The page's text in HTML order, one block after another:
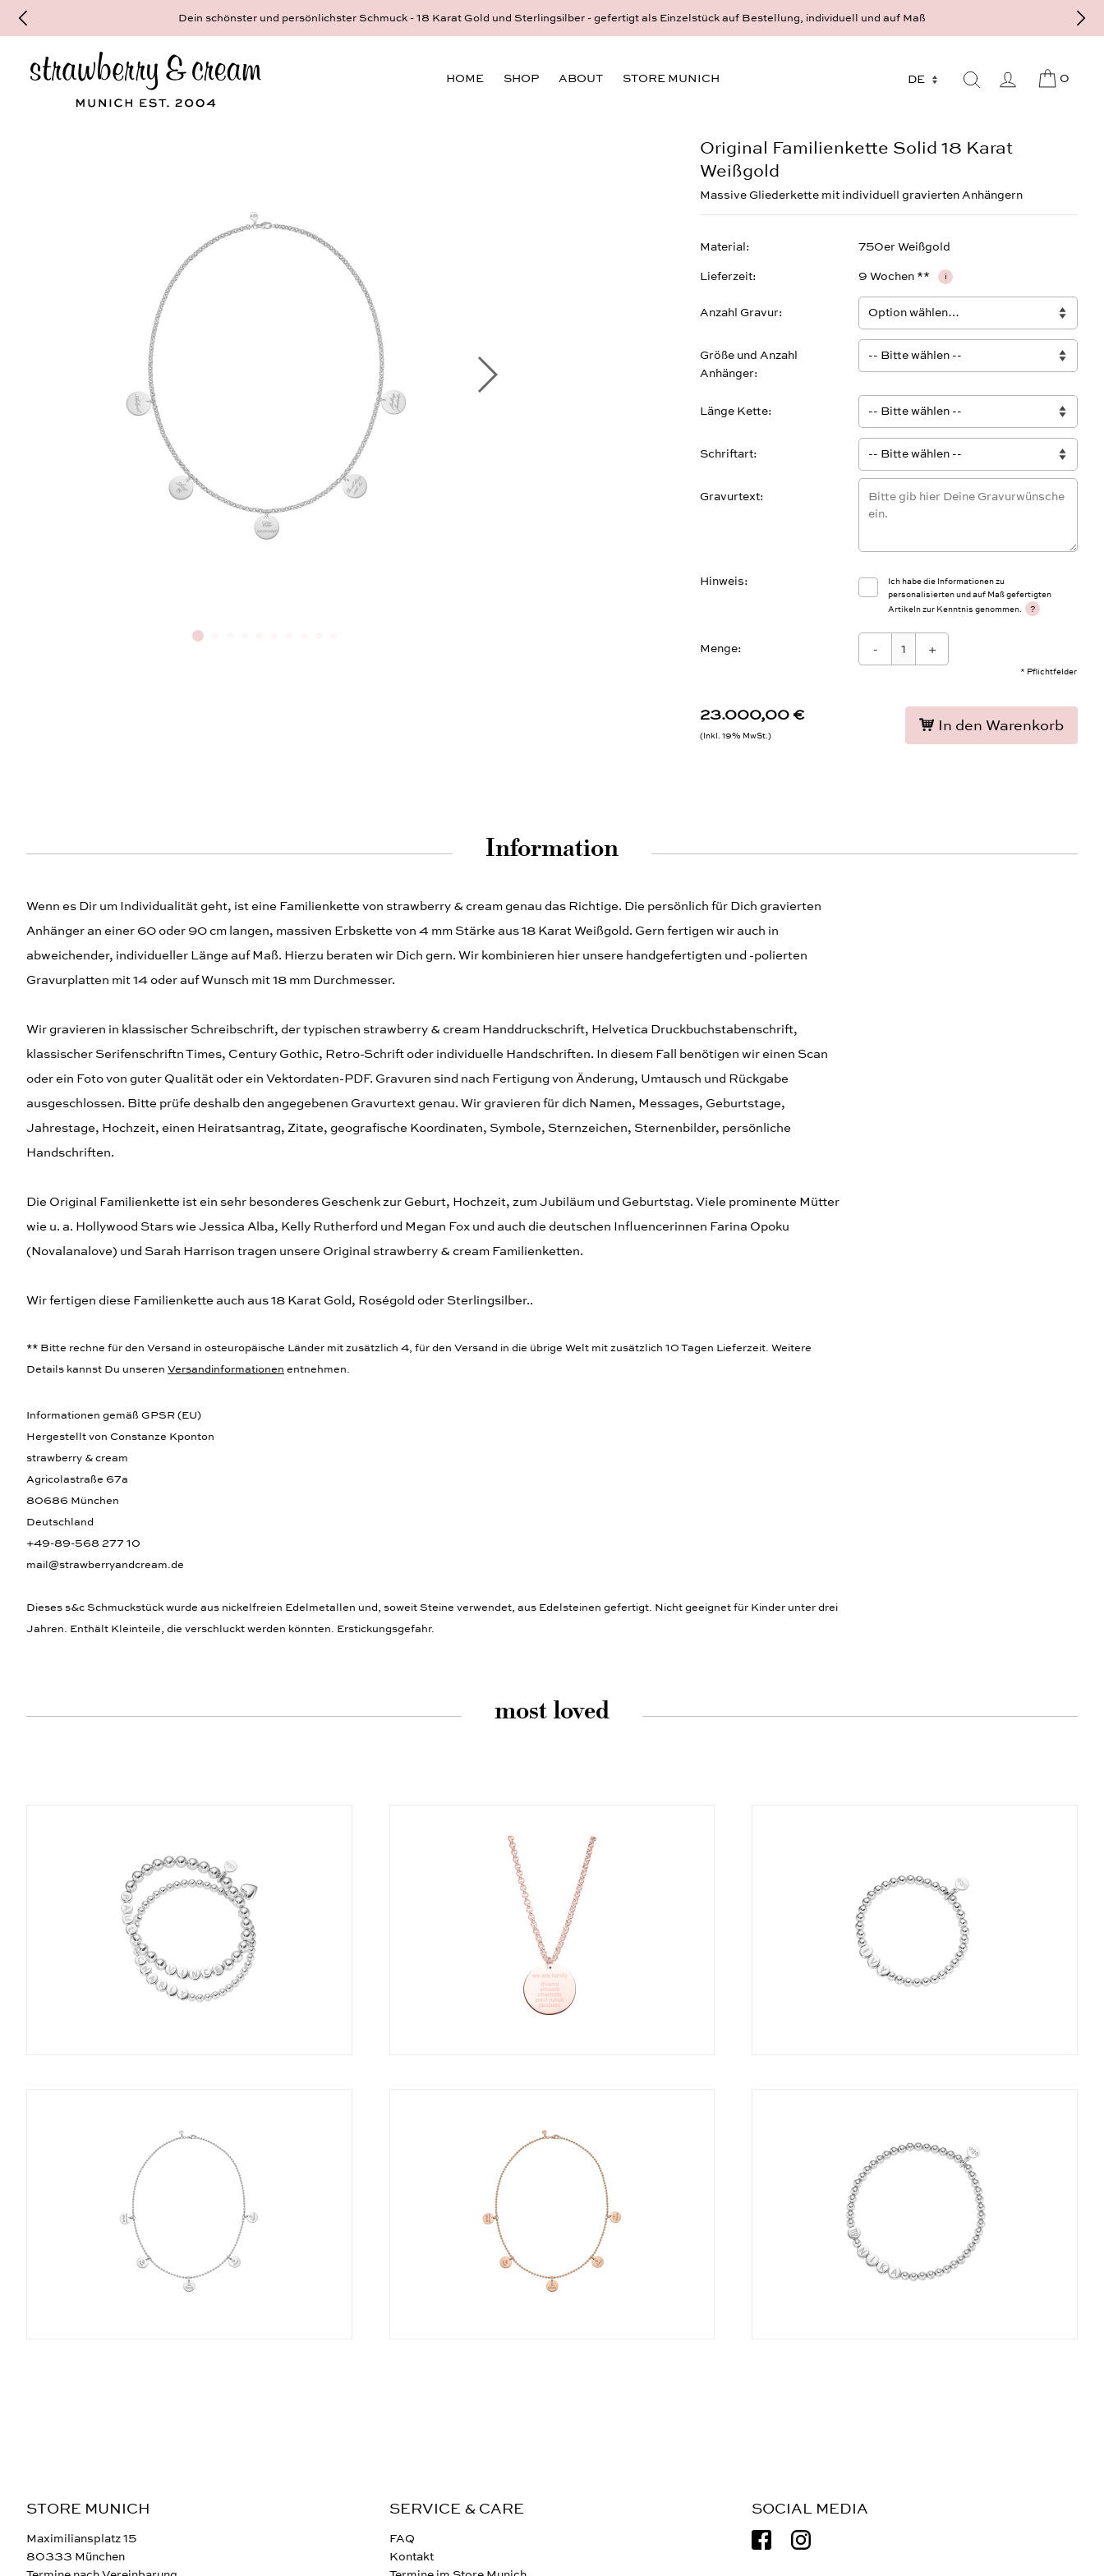
Dein schönster und persönlichster Schmuck - 18 Karat Gold und Sterlingsilber - gefertigt als Einzelstück auf Bestellung, individuell und auf Maß
HOME SHOP ABOUT STORE MUNICH 0
Original Familienkette Solid 18 Karat
Weißgold
Massive Gliederkette mit individuell gravierten Anhängern
23.000,00 €
Inkl. 19% MwSt.
Material 750er Weißgold
Lieferzeit 9 Wochen ** i
Anzahl Gravur
Größe und Anzahl
Anhänger
Länge Kette
Schriftart
Gravurtext
Hinweis
Ich habe die Informationen zu
personalisierten und auf Maß gefertigten
Artikeln zur Kenntnis genommen.
?
* Pflichtfelder
Menge: - +
In den Warenkorb
Information
Wenn es Dir um Individualität geht, ist eine Familienkette von strawberry & cream genau das Richtige. Die persönlich für Dich gravierten
Anhänger an einer 60 oder 90 cm langen, massiven Erbskette von 4 mm Stärke aus 18 Karat Weißgold. Gern fertigen wir auch in
abweichender, individueller Länge auf Maß. Hierzu beraten wir Dich gern. Wir kombinieren hier unsere handgefertigten und -polierten
Gravurplatten mit 14 oder auf Wunsch mit 18 mm Durchmesser.
Wir gravieren in klassischer Schreibschrift, der typischen strawberry & cream Handdruckschrift, Helvetica Druckbuchstabenschrift,
klassischer Serifenschriftn Times, Century Gothic, Retro-Schrift oder individuelle Handschriften. In diesem Fall benötigen wir einen Scan
oder ein Foto von guter Qualität oder ein Vektordaten-PDF. Gravuren sind nach Fertigung von Änderung, Umtausch und Rückgabe
ausgeschlossen. Bitte prüfe deshalb den angegebenen Gravurtext genau. Wir gravieren für dich Namen, Messages, Geburtstage,
Jahrestage, Hochzeit, einen Heiratsantrag, Zitate, geografische Koordinaten, Symbole, Sternzeichen, Sternenbilder, persönliche
Handschriften.
Die Original Familienkette ist ein sehr besonderes Geschenk zur Geburt, Hochzeit, zum Jubiläum und Geburtstag. Viele prominente Mütter
wie u. a. Hollywood Stars wie Jessica Alba, Kelly Rutherford und Megan Fox und auch die deutschen Influencerinnen Farina Opoku
(Novalanalove) und Sarah Harrison tragen unsere Original strawberry & cream Familienketten.
Wir fertigen diese Familienkette auch aus 18 Karat Gold, Roségold oder Sterlingsilber..
** Bitte rechne für den Versand in osteuropäische Länder mit zusätzlich 4, für den Versand in die übrige Welt mit zusätzlich 10 Tagen Lieferzeit. Weitere
Details kannst Du unseren Versandinformationen entnehmen.
Informationen gemäß GPSR (EU)
Hergestellt von Constanze Kponton
strawberry & cream
Agricolastraße 67a
80686 München
Deutschland
+49-89-568 277 10
mail@strawberryandcream.de
Dieses s&c Schmuckstück wurde aus nickelfreien Edelmetallen und, soweit Steine verwendet, aus Edelsteinen gefertigt. Nicht geeignet für Kinder unter drei
Jahren. Enthält Kleinteile, die verschluckt werden könnten. Erstickungsgefahr.
most loved
STORE MUNICH
Maximiliansplatz 15
80333 München
SERVICE & CARE
FAQ
Kontakt
SOCIAL MEDIA